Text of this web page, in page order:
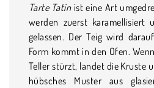
Tarte Tatinist eine Art
werden zuerst karamellisiert
gelassen. Der Teig wird
Form kommt in den Ofen.
Teller stürzt, landet die Kruste
hübsches Muster aus